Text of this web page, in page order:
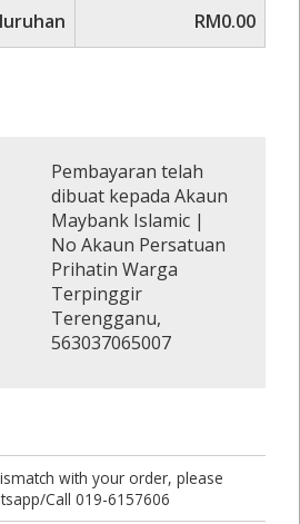
RM0.00
Pembayaran telah
dibuat kepada Akaun
Maybank Islamic |
No Akaun Persatuan
Prihatin Warga
Terpinggir
Terengganu,
563037065007
with your order, please
Call 019-6157606